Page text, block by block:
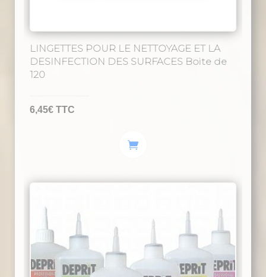
LINGETTES POUR LE NETTOYAGE ET LA
DESINFECTION DES SURFACES Boite de
120
6,45€ TTC